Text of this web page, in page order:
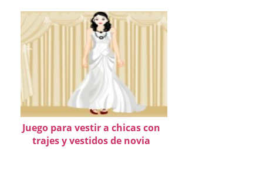
Juego para vestir a chicas con
trajes y vestidos de novia